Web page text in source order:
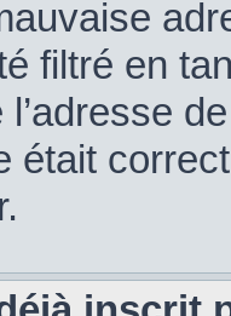
filtré en
était